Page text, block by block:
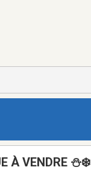
À VENDRE ⛄️❄️